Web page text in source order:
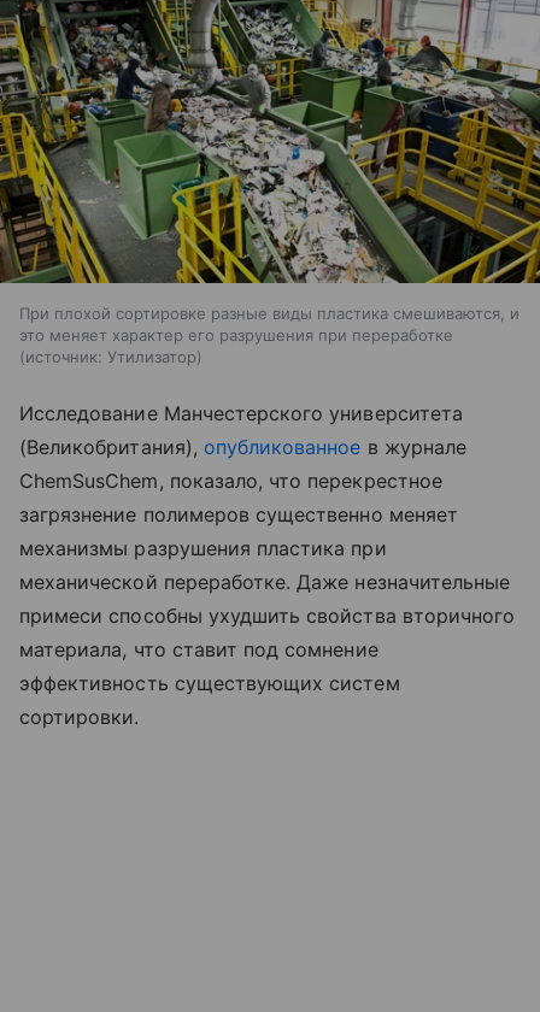
При плохой сортировке разные виды пластика смешиваются, и
это меняет характер его разрушения при переработке
источник: Утилизатор
Исследование Манчестерского университета
(Великобритания), опубликованное в журнале
ChemSusChem, показало, что перекрестное
загрязнение полимеров существенно меняет
механизмы разрушения пластика при
механической переработке. Даже незначительные
примеси способны ухудшить свойства вторичного
материала, что ставит под сомнение
эффективность существующих систем
сортировки.